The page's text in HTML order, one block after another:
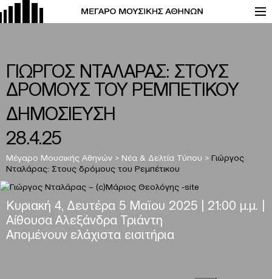
ΓΙΩΡΓΟΣ ΝΤΑΛΑΡΑΣ: ΣΤΟΥΣ
ΔΡΟΜΟΥΣ ΤΟΥ ΡΕΜΠΕΤΙΚΟΥ
ΔΗΜΟΣΙΕΥΣΗ
28.4.25
Μέγαρο Μουσικής Αθηνών > Νέα & Δελτία Τύπου > Γιώργος
Νταλάρας: Στους δρόμους του Ρεμπέτικου
Κυριακή 4, Δευτέρα 5 Μαϊου 2025 | 21:00 μ.μ. |
Αίθουσα Αλεξάνδρα Τριάντη
Απομένουν ελάχιστα εισιτήρια